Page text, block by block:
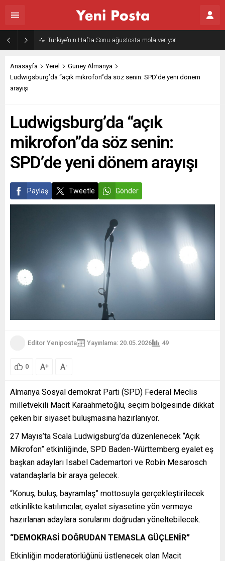
Gazze’nin geleceği: Teknokratik kontrol mü, kolonializm mi?
Anasayfa Yerel
Güney Almanya
Ludwigsburg’da “açık mikrofon”da söz senin: SPD’de yeni dönem
arayışı
Ludwigsburg’da “açık
mikrofon”da söz senin:
SPD’de yeni dönem arayışı
Paylaş Tweetle Gönder
Editor Yeniposta Yayınlama: 20.05.2026 49
0 A+ A-
Almanya Sosyal demokrat Parti (SPD) Federal Meclis
milletvekili Macit Karaahmetoğlu, seçim bölgesinde dikkat
çeken bir siyaset buluşmasına hazırlanıyor.
27 Mayıs’ta Scala Ludwigsburg’da düzenlenecek “Açık
Mikrofon” etkinliğinde, SPD Baden-Württemberg eyalet eş
başkan adayları Isabel Cademartori ve Robin Mesarosch
vatandaşlarla bir araya gelecek.
“Konuş, buluş, bayramlaş” mottosuyla gerçekleştirilecek
etkinlikte katılımcılar, eyalet siyasetine yön vermeye
hazırlanan adaylara sorularını doğrudan yöneltebilecek.
“DEMOKRASİ DOĞRUDAN TEMASLA GÜÇLENİR”
Etkinliğin moderatörlüğünü üstlenecek olan Macit